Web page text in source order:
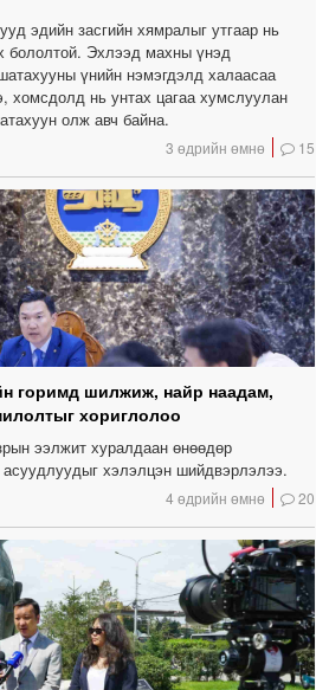
эдийн засгийн хямралыг утгаар нь
бололтой. Эхлээд махны үнэд
үнийн нэмэгдэлд халаасаа
хомсдолд нь унтах цагаа хумслуулан
олж авч байна.
3 өдрийн өмнө 15
горимд шилжиж, найр наадам,
хориглолоо
ээлжит хуралдаан өнөөдөр
хэлэлцэн шийдвэрлэлээ.
4 өдрийн өмнө 20